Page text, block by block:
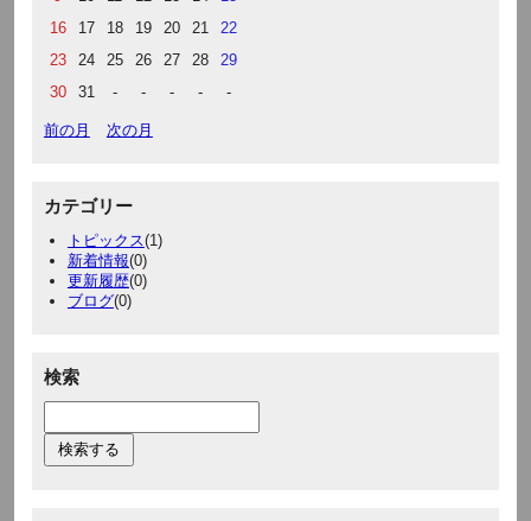
16
17 18 19 20 21
22
23
24 25 26 27 28
29
30
31 - - - - -
前の月 次の月
カテゴリー
トピックス(1)
新着情報(0)
更新履歴(0)
ブログ(0)
検索